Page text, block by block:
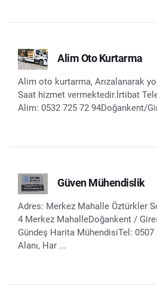
Alim Oto Kurtarma
Alim oto kurtarma, Arızalanarak
Saat hizmet vermektedir.İrtibat
Alim: 0532 725 72 94Doğankent/
Güven Mühendislik
Adres: Merkez Mahalle Öztürkler
4 Merkez MahalleDoğankent /
Gündeş Harita MühendisiTel:
Alanı, Har ...